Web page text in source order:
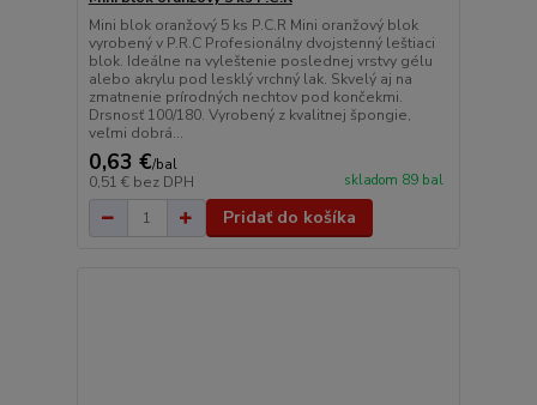
Mini blok oranžový 5 ks P.C.R Mini oranžový blok
vyrobený v P.R.C Profesionálny dvojstenný leštiaci
blok. Ideálne na vyleštenie poslednej vrstvy gélu
alebo akrylu pod lesklý vrchný lak. Skvelý aj na
zmatnenie prírodných nechtov pod končekmi.
Drsnosť 100/180. Vyrobený z kvalitnej špongie,
veľmi dobrá...
0,63 €/bal
0,51 € bez DPH skladom 89 bal
Pridať do košíka